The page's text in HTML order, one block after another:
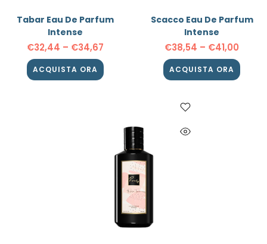
Tabar Eau De Parfum
Intense
€32,44 – €34,67
ACQUISTA ORA
Scacco Eau De Parfum
Intense
€38,54 – €41,00
ACQUISTA ORA
ACQUISTA ORA ACQUISTA ORA
ACQUISTA ORA